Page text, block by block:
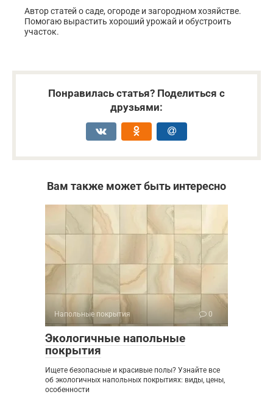
Автор статей о саде, огороде и загородном хозяйстве.
Помогаю вырастить хороший урожай и обустроить
участок.
Понравилась статья? Поделиться с
друзьями:
Вам также может быть интересно
Напольные покрытия 0
Экологичные напольные
покрытия
Ищете безопасные и красивые полы? Узнайте все
об экологичных напольных покрытиях: виды, цены,
особенности